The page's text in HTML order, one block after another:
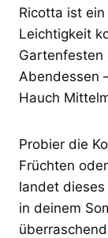
Ricotta ist
Leichtigkeit
Gartenfesten
Abendessen
Hauch
Probier die
Früchten
landet
in deinem